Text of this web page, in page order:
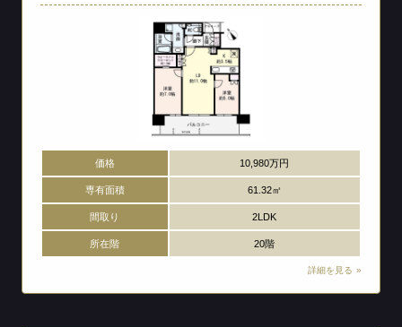
価格 10,980万円
専有面積 61.32㎡
間取り 2LDK
所在階 20階
詳細を見る